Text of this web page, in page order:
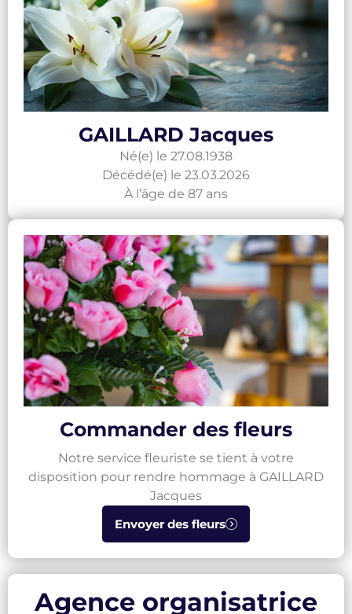
GAILLARD Jacques
Né(e) le 27.08.1938
Décédé(e) le 23.03.2026
À l’âge de 87 ans
Commander des fleurs
Notre service fleuriste se tient à votre
disposition pour rendre hommage à GAILLARD
Jacques
Envoyer des fleurs
Agence organisatrice